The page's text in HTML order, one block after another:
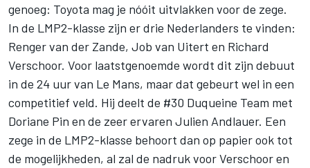
genoeg: Toyota mag je nóóit uitvlakken voor de zege.
In de LMP2-klasse zijn er drie Nederlanders te vinden:
Renger van der Zande, Job van Uitert en Richard
Verschoor. Voor laatstgenoemde wordt dit zijn debuut
in de 24 uur van Le Mans, maar dat gebeurt wel in een
competitief veld. Hij deelt de #30 Duqueine Team met
Doriane Pin en de zeer ervaren Julien Andlauer. Een
zege in de LMP2-klasse behoort dan op papier ook tot
de mogelijkheden, al zal de nadruk voor Verschoor en